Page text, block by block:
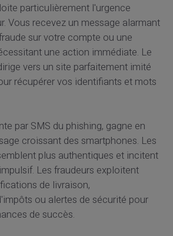
particulièrement l'urgence
Vous recevez un message alarmant
sur votre compte ou une
une action immédiate. Le
vers un site parfaitement imité
récupérer vos identifiants et mots
par SMS du phishing, gagne en
croissant des smartphones. Les
plus authentiques et incitent
Les fraudeurs exploitent
de livraison,
ou alertes de sécurité pour
de succès.